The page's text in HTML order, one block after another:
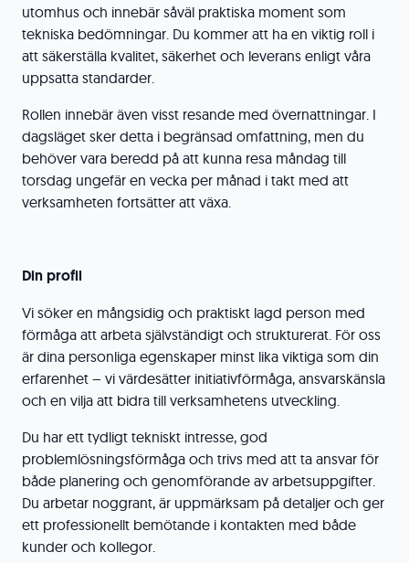
utomhus och innebär såväl praktiska moment som
tekniska bedömningar. Du kommer att ha en viktig roll i
att säkerställa kvalitet, säkerhet och leverans enligt våra
uppsatta standarder.
Rollen innebär även visst resande med övernattningar. I
dagsläget sker detta i begränsad omfattning, men du
behöver vara beredd på att kunna resa måndag till
torsdag ungefär en vecka per månad i takt med att
verksamheten fortsätter att växa.
Din profil
Vi söker en mångsidig och praktiskt lagd person med
förmåga att arbeta självständigt och strukturerat. För oss
är dina personliga egenskaper minst lika viktiga som din
erfarenhet – vi värdesätter initiativförmåga, ansvarskänsla
och en vilja att bidra till verksamhetens utveckling.
Du har ett tydligt tekniskt intresse, god
problemlösningsförmåga och trivs med att ta ansvar för
både planering och genomförande av arbetsuppgifter.
Du arbetar noggrant, är uppmärksam på detaljer och ger
ett professionellt bemötande i kontakten med både
kunder och kollegor.